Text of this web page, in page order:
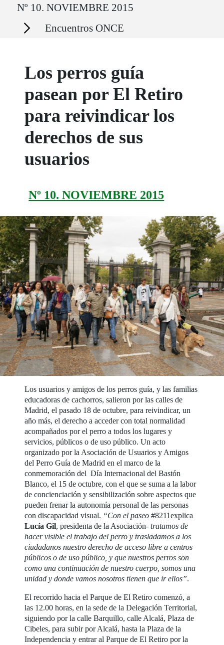
Nº 10. NOVIEMBRE 2015
Secciones Encuentros ONCE
Los perros guía
pasean por El Retiro
para reivindicar los
derechos de sus
usuarios
Nº 10. NOVIEMBRE 2015
Los usuarios y amigos de los perros guía, y las familias
educadoras de cachorros, salieron por las calles de
Madrid, el pasado 18 de octubre, para reivindicar, un
año más, el derecho a acceder con total normalidad
acompañados por el perro a todos los lugares y
servicios, públicos o de uso público. Un acto
organizado por la Asociación de Usuarios y Amigos
del Perro Guía de Madrid en el marco de la
conmemoración del Día Internacional del Bastón
Blanco, el 15 de octubre, con el que se suma a la labor
de concienciación y sensibilización sobre aspectos que
pueden frenar la autonomía personal de las personas
con discapacidad visual. “Con el paseo#8211explica
Lucía Gil, presidenta de la Asociación-tratamos de
hacer visible el trabajo del perro y trasladamos a los
ciudadanos nuestro derecho de acceso libre a centros
públicos o de uso público, y que nuestros perros son
como una continuación de nuestro cuerpo, somos una
unidad y donde vamos nosotros tienen que ir ellos”.
El recorrido hacia el Parque de El Retiro comenzó, a
las 12.00 horas, en la sede de la Delegación Territorial,
siguiendo por la calle Barquillo, calle Alcalá, Plaza de
Cibeles, para subir por Alcalá, hasta la Plaza de la
Independencia y entrar al Parque de El Retiro por la